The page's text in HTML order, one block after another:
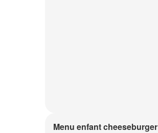
Menu enfant cheeseburger